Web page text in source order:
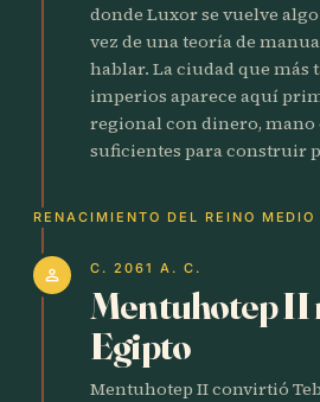
donde Luxor se vuelve
vez de una teoría de
hablar. La ciudad que más
imperios aparece aquí
regional con dinero,
suficientes para construir
RENACIMIENTO DEL REINO MEDIO
person C. 2061 A. C.
Mentuhotep II
Egipto
Mentuhotep II convirtió